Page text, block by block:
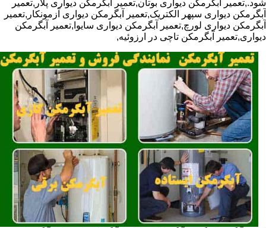
شود.,تعمیر آبگرمکن دیواری بوتان,تعمیر آبگرمکن دیواری پلار,تعمیر
آبگرمکن دیواری سپهر الکتریک,تعمیر آبگرمکن دیواری آزمونکار,تعمیر
آبگرمکن دیواری لورچ,تعمیر آبگرمکن دیواری سایوا,تعمیر آبگرمکن
دیواری,تعمیر آبگرمکن تاچی در ارزوئیه,